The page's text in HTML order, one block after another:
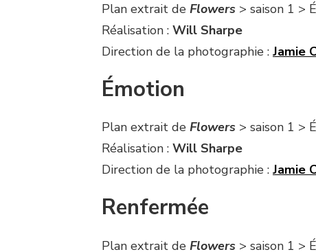
Plan extrait de Flowers > saison 1 >
Réalisation : Will Sharpe
Direction de la photographie : Jamie
Émotion
Plan extrait de Flowers > saison 1 >
Réalisation : Will Sharpe
Direction de la photographie : Jamie
Renfermée
Plan extrait de Flowers > saison 1 >